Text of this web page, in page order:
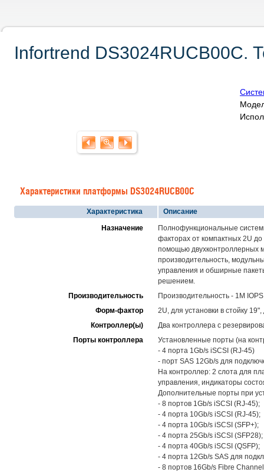
Infortrend DS3024RUCB00C.
Характеристики платформы DS3024RUCB00C
Характеристика
Описание
Назначение
Полнофункциональные
факторах от компактных 2U
помощью двухконтроллерных
производительность,
управления и обширные
решением.
Производительность
Производительность - 1M
Форм-фактор
2U, для установки в стойку
Контроллер(ы)
Два контроллера с
Порты контроллера
Установленные порты (на
- 4 порта 1Gb/s iSCSI (RJ-45)
- порт SAS 12Gb/s для
На контроллер: 2 слота для
управления, индикаторы
Дополнительные порты при
- 8 портов 1Gb/s iSCSI (RJ-45);
- 4 порта 10Gb/s iSCSI (RJ-45);
- 4 порта 10Gb/s iSCSI (SFP+);
- 4 порта 25Gb/s iSCSI (SFP28);
- 4 порта 40Gb/s iSCSI (QSFP);
- 4 порта 12Gb/s SAS для
- 8 портов 16Gb/s Fibre